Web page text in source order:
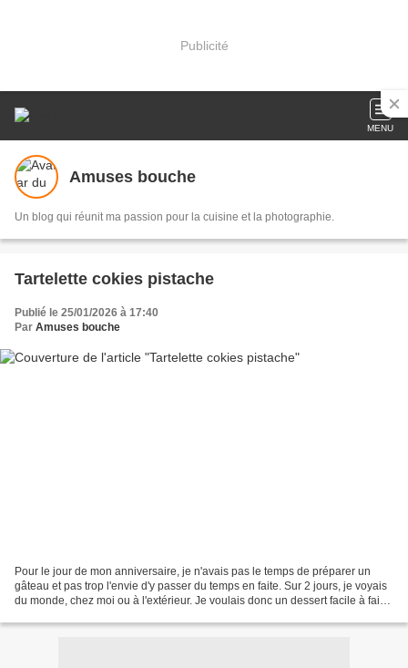
Publicité
MENU
Amuses bouche
Un blog qui réunit ma passion pour la cuisine et la photographie.
Tartelette cokies pistache
Publié le 25/01/2026 à 17:40
Par Amuses bouche
Pour le jour de mon anniversaire, je n'avais pas le temps de préparer un
gâteau et pas trop l'envie d'y passer du temps en faite. Sur 2 jours, je voyais
du monde, chez moi ou à l'extérieur. Je voulais donc un dessert facile à faire,